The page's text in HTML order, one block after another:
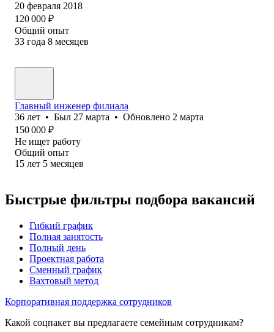
20 февраля 2018
120 000 ₽
Общий опыт
33 года 8 месяцев
Главный инженер филиала
36 лет • Был 27 марта • Обновлено 2 марта
150 000 ₽
Не ищет работу
Общий опыт
15 лет 5 месяцев
Быстрые фильтры подбора вакансий
Гибкий график
Полная занятость
Полный день
Проектная работа
Сменный график
Вахтовый метод
Корпоративная поддержка сотрудников
Какой соцпакет вы предлагаете семейным сотрудникам?